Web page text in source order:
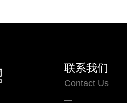
联系我们
Contact Us